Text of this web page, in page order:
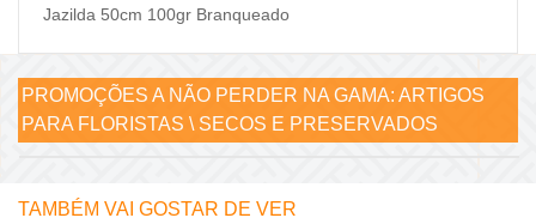
Jazilda 50cm 100gr Branqueado
PROMOÇÕES A NÃO PERDER NA GAMA: ARTIGOS
PARA FLORISTAS \ SECOS E PRESERVADOS
TAMBÉM VAI GOSTAR DE VER